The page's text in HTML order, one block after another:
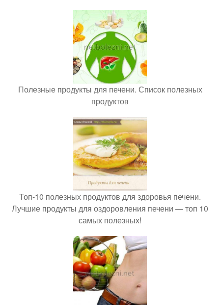
Полезные продукты для печени. Список полезных
продуктов
Топ-10 полезных продуктов для здоровья печени.
Лучшие продукты для оздоровления печени — топ 10
самых полезных!